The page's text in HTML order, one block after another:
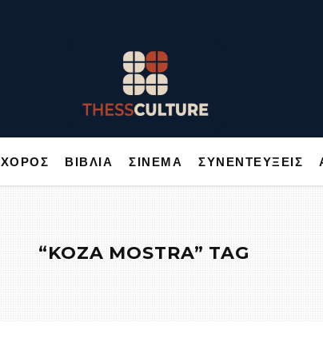
ΧΟΡΟΣ ΒΙΒΛΙΑ ΣΙΝΕΜΑ ΣΥΝΕΝΤΕΥΞΕΙΣ
“KOZA MOSTRA” TAG